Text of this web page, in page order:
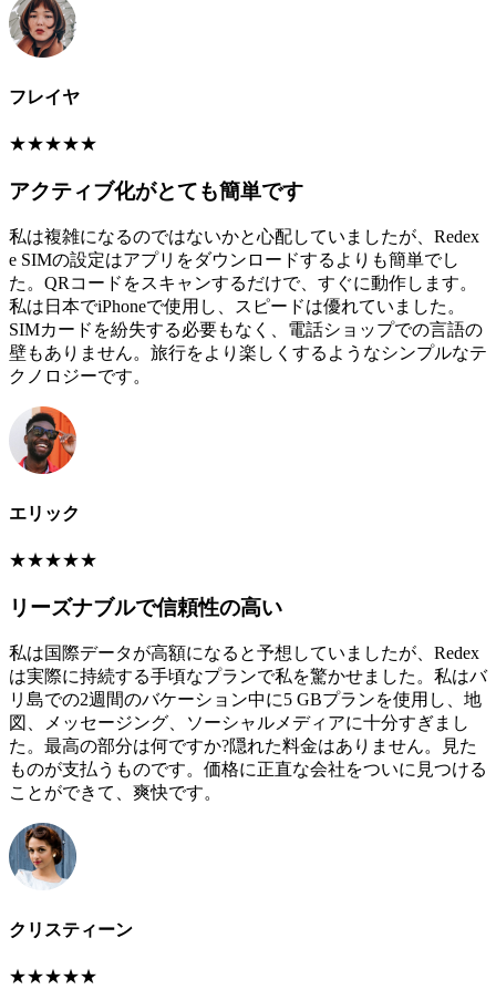
フレイヤ
★★★★★
アクティブ化がとても簡単です
私は複雑になるのではないかと心配していましたが、Redex
e SIMの設定はアプリをダウンロードするよりも簡単でし
た。QRコードをスキャンするだけで、すぐに動作します。
私は日本でiPhoneで使用し、スピードは優れていました。
SIMカードを紛失する必要もなく、電話ショップでの言語の
壁もありません。旅行をより楽しくするようなシンプルなテ
クノロジーです。
エリック
★★★★★
リーズナブルで信頼性の高い
私は国際データが高額になると予想していましたが、Redex
は実際に持続する手頃なプランで私を驚かせました。私はバ
リ島での2週間のバケーション中に5 GBプランを使用し、地
図、メッセージング、ソーシャルメディアに十分すぎまし
た。最高の部分は何ですか?隠れた料金はありません。見た
ものが支払うものです。価格に正直な会社をついに見つける
ことができて、爽快です。
クリスティーン
★★★★★